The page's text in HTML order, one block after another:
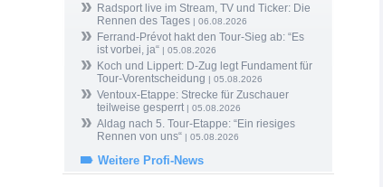
Radsport live im Stream, TV und Ticker: Die
Rennen des Tages | 06.08.2026
Ferrand-Prévot hakt den Tour-Sieg ab: “Es
ist vorbei, ja“ | 05.08.2026
Koch und Lippert: D-Zug legt Fundament für
Tour-Vorentscheidung | 05.08.2026
Ventoux-Etappe: Strecke für Zuschauer
teilweise gesperrt| 05.08.2026
Aldag nach 5. Tour-Etappe: “Ein riesiges
Rennen von uns“ | 05.08.2026
Weitere Profi-News